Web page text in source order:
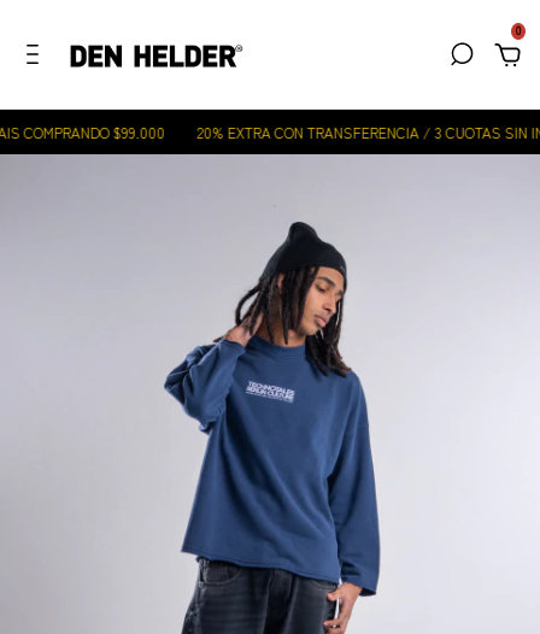
0
COMPRANDO $99.000 20% EXTRA CON TRANSFERENCIA / 3 CUOTAS SIN